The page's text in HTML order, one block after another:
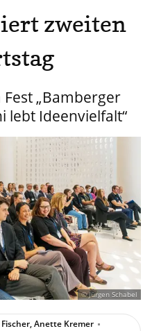
zweiten
„Bamberger
Ideenvielfalt“
© Jürgen Schabel
Anette Kremer